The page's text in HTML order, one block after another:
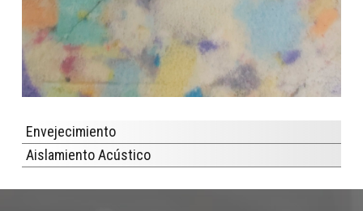
Envejecimiento
Aislamiento Acústico